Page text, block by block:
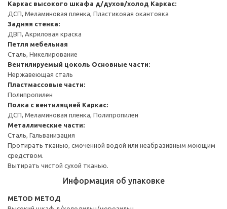
Каркас высокого шкафа д/духов/холод Каркас:
ДСП, Меламиновая пленка, Пластиковая окантовка
Задняя стенка:
ДВП, Акриловая краска
Петля мебельная
Сталь, Никелирование
Вентилируемый цоколь Основные части:
Нержавеющая сталь
Пластмассовые части:
Полипропилен
Полка с вентиляцией Каркас:
ДСП, Меламиновая пленка, Полипропилен
Металлические части:
Сталь, Гальванизация
Протирать тканью, смоченной водой или неабразивным моющим
средством.
Вытирать чистой сухой тканью.
Информация об упаковке
METOD МЕТОД